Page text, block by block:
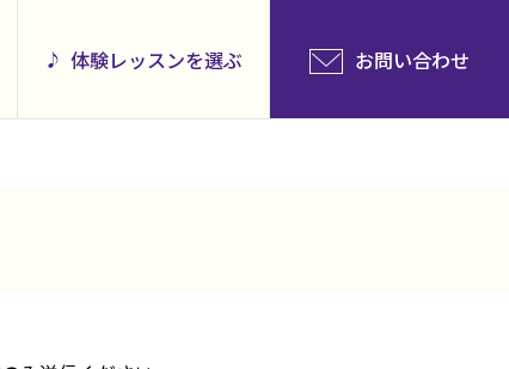
体験レッスンを選ぶ お問い合わせ